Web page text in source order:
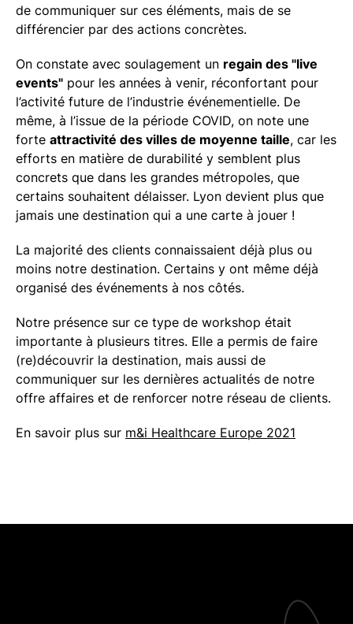
de communiquer sur ces éléments, mais de se
différencier par des actions concrètes.
On constate avec soulagement un regain des "live
events" pour les années à venir, réconfortant pour
l’activité future de l’industrie événementielle. De
même, à l’issue de la période COVID, on note une
forte attractivité des villes de moyenne taille, car les
efforts en matière de durabilité y semblent plus
concrets que dans les grandes métropoles, que
certains souhaitent délaisser. Lyon devient plus que
jamais une destination qui a une carte à jouer !
La majorité des clients connaissaient déjà plus ou
moins notre destination. Certains y ont même déjà
organisé des événements à nos côtés.
Notre présence sur ce type de workshop était
importante à plusieurs titres. Elle a permis de faire
(re)découvrir la destination, mais aussi de
communiquer sur les dernières actualités de notre
offre affaires et de renforcer notre réseau de clients.
En savoir plus sur m&i Healthcare Europe 2021